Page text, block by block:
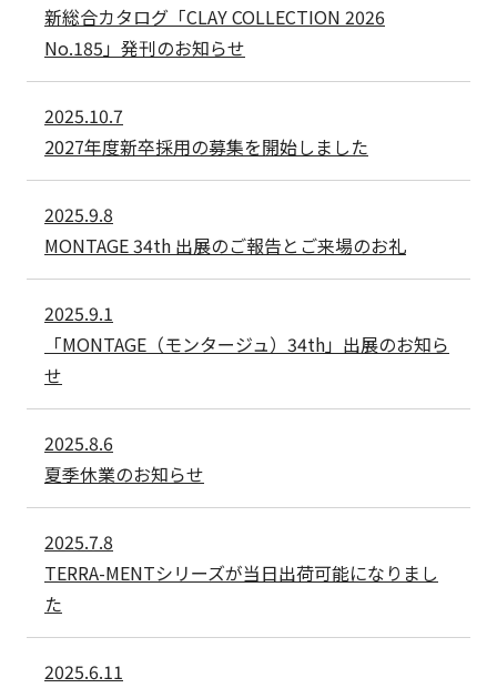
新総合カタログ「CLAY COLLECTION 2026
No.185」発刊のお知らせ
2025.10.7
2027年度新卒採用の募集を開始しました
2025.9.8
MONTAGE 34th 出展のご報告とご来場のお礼
2025.9.1
「MONTAGE（モンタージュ）34th」出展のお知ら
せ
2025.8.6
夏季休業のお知らせ
2025.7.8
TERRA-MENTシリーズが当日出荷可能になりまし
た
2025.6.11